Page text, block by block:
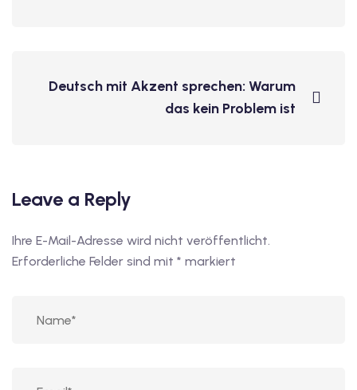
Deutsch mit Akzent sprechen: Warum
das kein Problem ist
Leave a Reply
Ihre E-Mail-Adresse wird nicht veröffentlicht.
Erforderliche Felder sind mit * markiert